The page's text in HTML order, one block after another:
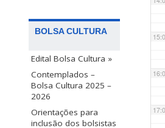
BOLSA CULTURA
Edital Bolsa Cultura »
Contemplados –
Bolsa Cultura 2025 –
2026
Orientações para
inclusão dos bolsistas